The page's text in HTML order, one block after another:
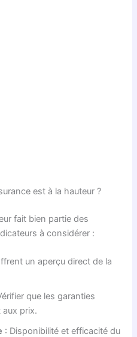
est à la hauteur ?
fait bien partie des
à considérer :
un aperçu direct de la
que les garanties
prix.
: Disponibilité et efficacité du